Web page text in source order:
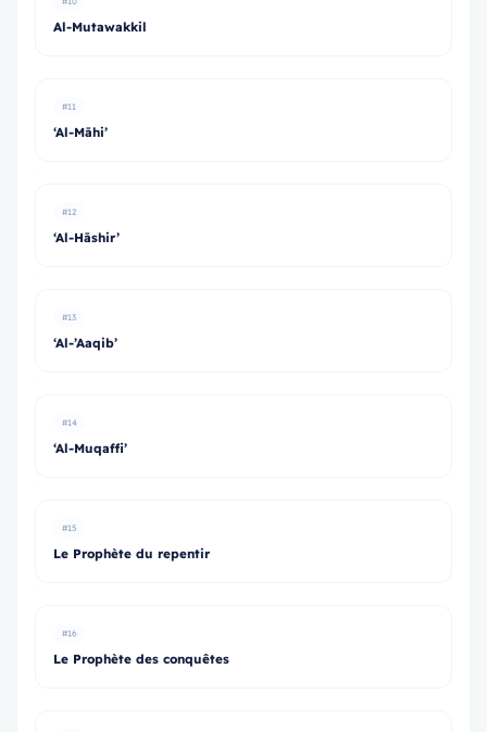
Al-Mutawakkil
#11
‘Al-Māhi’
#12
‘Al-Hāshir’
#13
‘Al-’Aaqib’
#14
‘Al-Muqaffi’
#15
Le Prophète du repentir
#16
Le Prophète des conquêtes